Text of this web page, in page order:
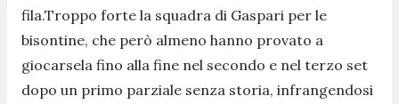
fila.Troppo forte la squadra di Gaspari per le
bisontine, che però almeno hanno provato a
giocarsela fino alla fine nel secondo e nel terzo set
dopo un primo parziale senza storia, infrangendosi